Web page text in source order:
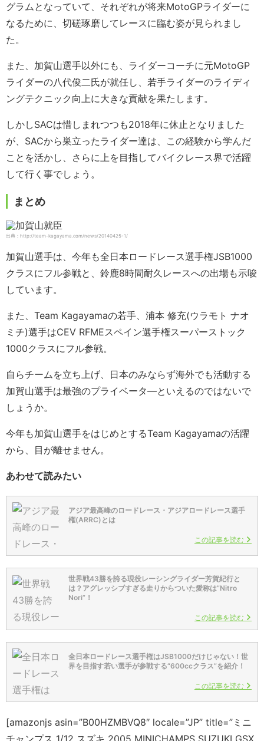
グラムとなっていて、それぞれが将来MotoGPライダーに
なるために、切磋琢磨してレースに臨む姿が見られまし
た。
また、加賀山選手以外にも、ライダーコーチに元MotoGP
ライダーの八代俊二氏が就任し、若手ライダーのライディ
ングテクニック向上に大きな貢献を果たします。
しかしSACは惜しまれつつも2018年に休止となりました
が、SACから巣立ったライダー達は、この経験から学んだ
ことを活かし、さらに上を目指してバイクレース界で活躍
して行く事でしょう。
まとめ
出典：http://team-kagayama.com/news/20140425-1/
加賀山選手は、今年も全日本ロードレース選手権JSB1000
クラスにフル参戦と、鈴鹿8時間耐久レースへの出場も示唆
しています。
また、Team Kagayamaの若手、浦本 修充(ウラモト ナオ
ミチ)選手はCEV RFMEスペイン選手権スーパーストック
1000クラスにフル参戦。
自らチームを立ち上げ、日本のみならず海外でも活動する
加賀山選手は最強のプライベータ―といえるのではないで
しょうか。
今年も加賀山選手をはじめとするTeam Kagayamaの活躍
から、目が離せません。
あわせて読みたい
アジア最高峰のロードレース・アジアロードレース選手
権(ARRC)とは
この記事を読む
世界戦43勝を誇る現役レーシングライダー芳賀紀行と
は？アグレッシブすぎる走りからついた愛称は”Nitro
Nori”！
この記事を読む
全日本ロードレース選手権はJSB1000だけじゃない！世
界を目指す若い選手が参戦する“600ccクラス”を紹介！
この記事を読む
[amazonjs asin=”B00HZMBVQ8″ locale=”JP” title=”ミニ